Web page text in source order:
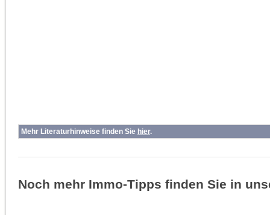
Mehr Literaturhinweise finden Sie hier.
Noch mehr Immo-Tipps finden Sie in